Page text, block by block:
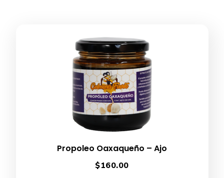
Propoleo Oaxaqueño – Ajo
$160.00